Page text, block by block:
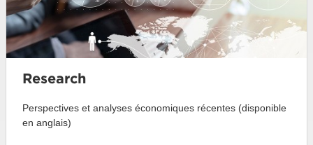
Research
Perspectives et analyses économiques récentes (disponible
en anglais)